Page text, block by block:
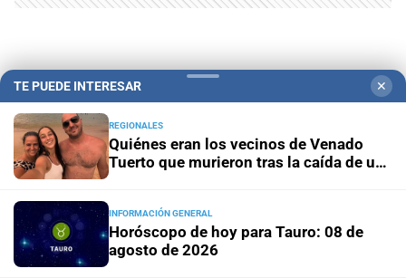
Campolitoral
Podcasts
Mirador Provincial VivíMejor SF
Notife Educacion SF
TE PUEDE INTERESAR ✕
REGIONALES
Quiénes eran los vecinos de Venado
Tuerto que murieron tras la caída de un
INFORMACIÓN GENERAL
Horóscopo de hoy para Tauro: 08 de
agosto de 2026